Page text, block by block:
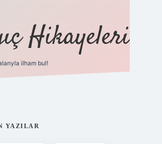
Hikayeleri
ilham bul!
YAZILAR